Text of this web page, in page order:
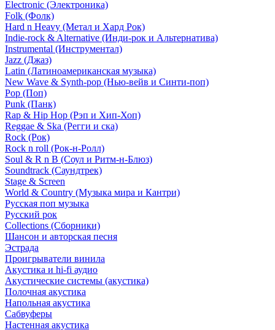
Electronic (Электроника)
Folk (Фолк)
Hard n Heavy (Метал и Хард Рок)
Indie-rock & Alternative (Инди-рок и Альтернатива)
Instrumental (Инструментал)
Jazz (Джаз)
Latin (Латиноамериканская музыка)
New Wave & Synth-pop (Нью-вейв и Синти-поп)
Pop (Поп)
Punk (Панк)
Rap & Hip Hop (Рэп и Хип-Хоп)
Reggae & Ska (Регги и ска)
Rock (Рок)
Rock n roll (Рок-н-Ролл)
Soul & R n B (Соул и Ритм-н-Блюз)
Soundtrack (Саундтрек)
Stage & Screen
World & Country (Музыка мира и Кантри)
Русская поп музыка
Русский рок
Сollections (Сборники)
Шансон и авторская песня
Эстрада
Проигрыватели винила
Акустика и hi-fi аудио
Акустические системы (акустика)
Полочная акустика
Напольная акустика
Сабвуферы
Настенная акустика